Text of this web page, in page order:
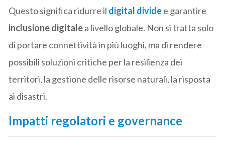
Questo significa ridurre il digital dividee garantire
inclusione digitalea livello globale. Non si tratta solo
di portare connettività in più luoghi, ma di rendere
possibili soluzioni critiche per la resilienza dei
territori, la gestione delle risorse naturali, la risposta
ai disastri.
Impatti regolatori e governance